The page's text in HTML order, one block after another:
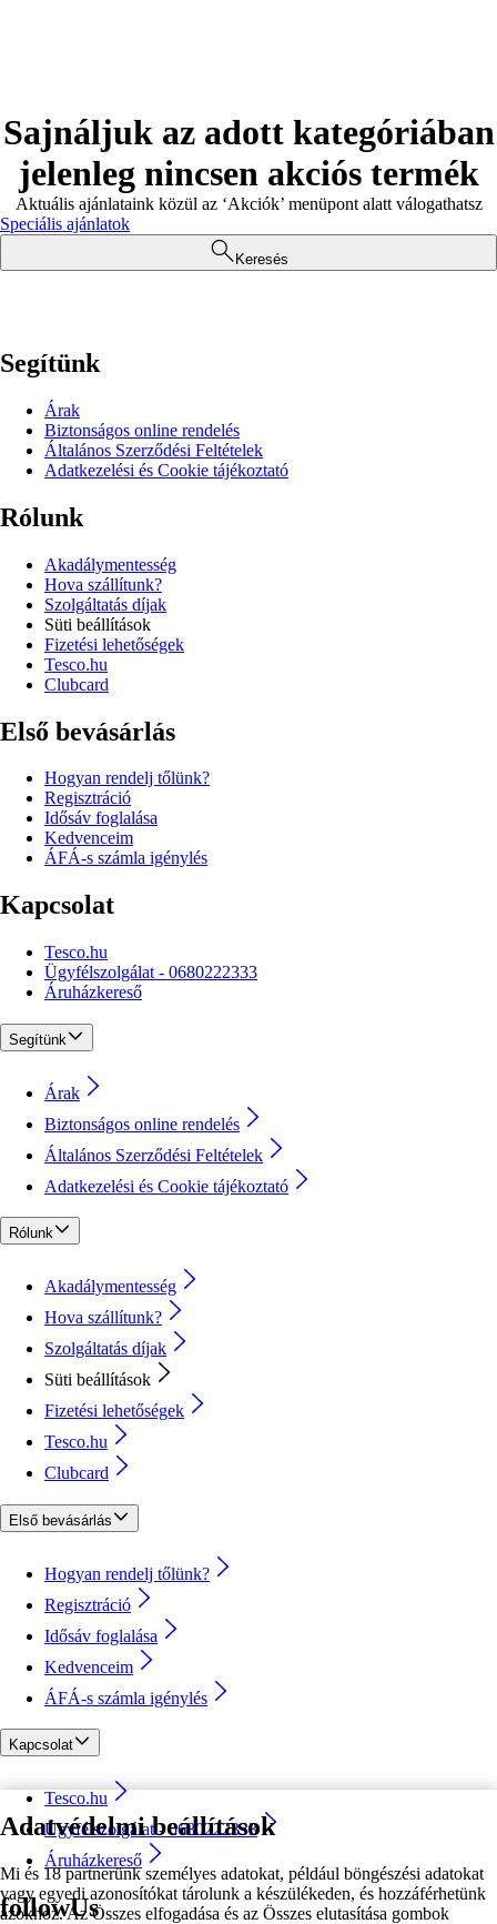
Adatvédelmi beállítások
Mi és 18 partnerünk személyes adatokat, például böngészési adatokat
vagy egyedi azonosítókat tárolunk a készülékeden, és hozzáférhetünk
azokhoz. Az Összes elfogadása és az Összes elutasítása gombok
Sajnáljuk az adott kategóriában
jelenleg nincsen akciós termék
Aktuális ajánlataink közül az ‘Akciók’ menüpont alatt válogathatsz
Speciális ajánlatok
Keresés
Segítünk
Árak
Biztonságos online rendelés
Általános Szerződési Feltételek
Adatkezelési és Cookie tájékoztató
Rólunk
Akadálymentesség
Hova szállítunk?
Szolgáltatás díjak
Süti beállítások
Fizetési lehetőségek
Tesco.hu
Clubcard
Első bevásárlás
Hogyan rendelj tőlünk?
Regisztráció
Idősáv foglalása
Kedvenceim
ÁFÁ-s számla igénylés
Kapcsolat
Tesco.hu
Ügyfélszolgálat - 0680222333
Áruházkereső
Segítünk
Árak
Biztonságos online rendelés
Általános Szerződési Feltételek
Adatkezelési és Cookie tájékoztató
Rólunk
Akadálymentesség
Hova szállítunk?
Szolgáltatás díjak
Süti beállítások
Fizetési lehetőségek
Tesco.hu
Clubcard
Első bevásárlás
Hogyan rendelj tőlünk?
Regisztráció
Idősáv foglalása
Kedvenceim
ÁFÁ-s számla igénylés
Kapcsolat
Tesco.hu
Ügyfélszolgálat - 0680222333
Áruházkereső
followUs